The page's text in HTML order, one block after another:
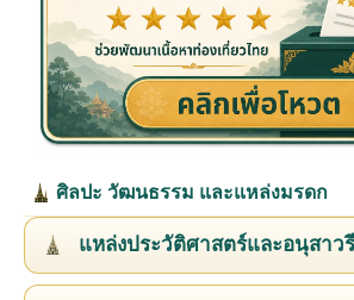
ศิลปะ วัฒนธรรม และแหล่งมรดก
แหล่งประวัติศาสตร์และอนุสาว